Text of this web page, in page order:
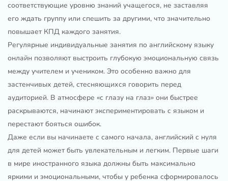
соответствующие уровню знаний учащегося, не заставляя
его ждать группу или спешить за другими, что значительно
повышает КПД каждого занятия.
Регулярные индивидуальные занятия по английскому языку
онлайн позволяют выстроить глубокую эмоциональную связь
между учителем и учеником. Это особенно важно для
застенчивых детей, стесняющихся говорить перед
аудиторией. В атмосфере «с глазу на глаз» они быстрее
раскрываются, начинают экспериментировать с языком и
перестают бояться ошибок.
Даже если вы начинаете с самого начала, английский с нуля
для детей может быть увлекательным и легким. Первые шаги
в мире иностранного языка должны быть максимально
яркими и эмоциональными, чтобы у ребенка сформировалось